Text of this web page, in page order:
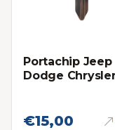
Portachip Jeep
Dodge
€15,00